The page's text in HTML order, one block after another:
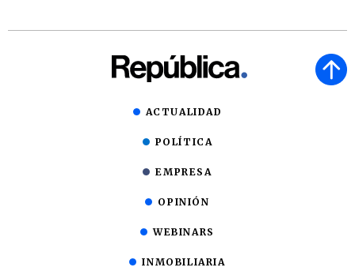
ACTUALIDAD
POLÍTICA
EMPRESA
OPINIÓN
WEBINARS
INMOBILIARIA